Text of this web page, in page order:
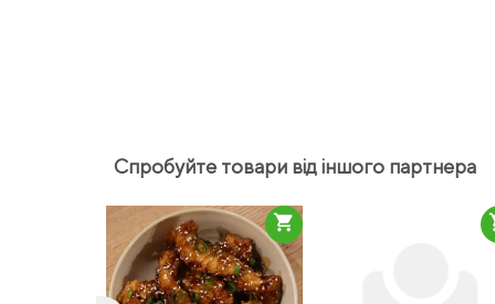
Спробуйте товари від іншого партнера
shopping_cart